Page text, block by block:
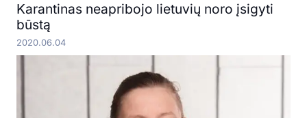
Karantinas neapribojo lietuvių noro įsigyti
būstą
2020.06.04